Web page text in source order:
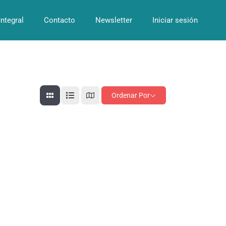
Contacto Newsletter Iniciar sesión
Ordenar Por